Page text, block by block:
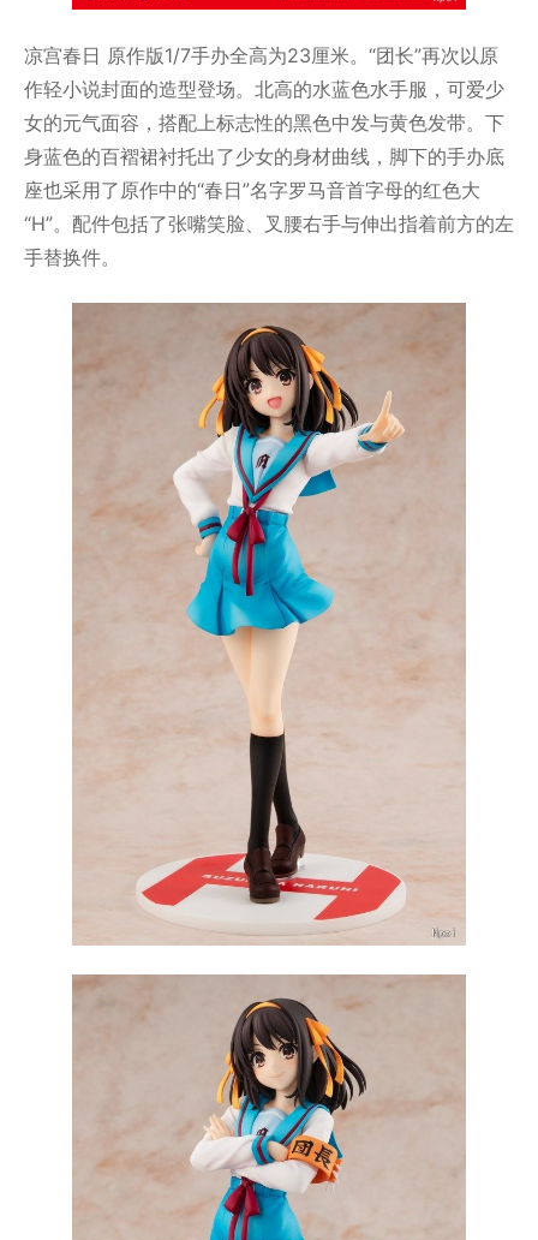
凉宫春日 原作版1/7手办全高为23厘米。“团长”再次以原
作轻小说封面的造型登场。北高的水蓝色水手服，可爱少
女的元气面容，搭配上标志性的黑色中发与黄色发带。下
身蓝色的百褶裙衬托出了少女的身材曲线，脚下的手办底
座也采用了原作中的“春日”名字罗马音首字母的红色大
“H”。配件包括了张嘴笑脸、叉腰右手与伸出指着前方的左
手替换件。